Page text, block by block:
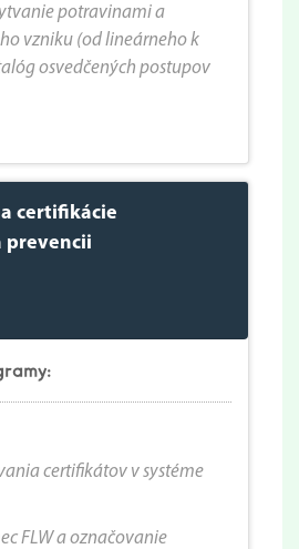
potravinami a
vzniku (od lineárneho k
osvedčených postupov
certifikácie
prevencii
certifikátov v systéme
FLW a označovanie